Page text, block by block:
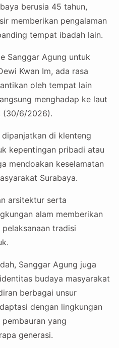
berusia 45 tahun,
memberikan pengalaman
tempat ibadah lain.
Sanggar Agung untuk
Kwan Im, ada rasa
oleh tempat lain
menghadap ke laut
(30/6/2026).
di klenteng
kepentingan pribadi atau
mendoakan keselamatan
Surabaya.
arsitektur serta
alam memberikan
tradisi
Sanggar Agung juga
budaya masyarakat
berbagai unsur
dengan lingkungan
yang
generasi.